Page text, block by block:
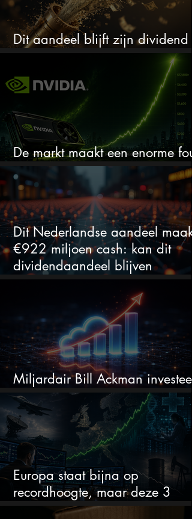
Dit aandeel blijft zijn dividend
verhogen, wat er ook gebeurt
De markt maakt een enorme fout
Dit Nederlandse aandeel maakt
€922 miljoen cash: kan dit
dividendaandeel blijven
verhogen?
Miljardair Bill Ackman investeert
miljarden in dit techaandeel
Europa staat bijna op
recordhoogte, maar deze 3
sectoren vallen nu op